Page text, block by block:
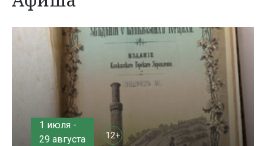
1 июля -
29 августа
12+